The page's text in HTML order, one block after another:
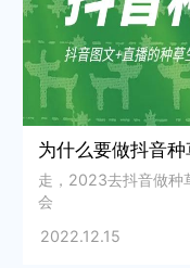
为什么要做抖音
走，2023去抖音做种
会
2022.12.15